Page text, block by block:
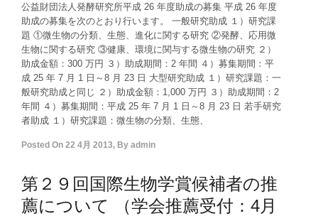
公益財団法人発酵研究所平成 26 年度助成の募集 平成 26 年度
助成の募集を次のとおり行います。 一般研究助成 １）研究課
題 ①微生物の分類、生態、進化に関する研究 ②発酵、応用微
生物に関する研究 ③健康、環境に関与する微生物の研究 ２）
助成金額：300 万円 ３）助成期間：2 年間 ４）募集期間：平
成 25 年 7 月 1 日～8 月 23 日 大型研究助成 １）研究課題：一
般研究助成と同じ ２）助成金額：1,000 万円 ３）助成期間：2
年間 ４）募集期間：平成 25 年 7 月 1 日～8 月 23 日 若手研究
者助成 １）研究課題：微生物の分類、生態、
Posted On 22 4月 2013, By admin
第２９回国際生物学賞候補者の推
薦について （学会推薦受付：4月